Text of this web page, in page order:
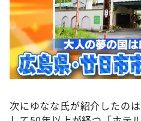
次にゆなな氏が紹介したの